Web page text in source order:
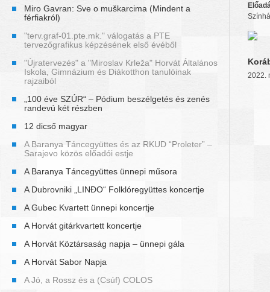
Miro Gavran: Sve o muškarcima (Mindent a
férfiakról)
"terv.graf-01.pte.mk." válogatás a PTE
tervezőgrafikus képzésének első évéből
"Újratervezés" a "Miroslav Krleža" Horvát Általános
Iskola, Gimnázium és Diákotthon tanulóinak
rajzaiból
„100 éve SZÚR“ – Pódium beszélgetés és zenés
randevú két részben
12 dicső magyar
A Baranya Táncegyüttes és az RKUD “Proleter” –
Sarajevo közös előadói estje
A Baranya Táncegyüttes ünnepi műsora
A Dubrovniki „LINĐO“ Folklóregyüttes koncertje
A Gubec Kvartett ünnepi koncertje
A Horvát gitárkvartett koncertje
A Horvát Köztársaság napja – ünnepi gála
A Horvát Sabor Napja
A Jó, a Rossz és a (Csúf) COLOS
2022.